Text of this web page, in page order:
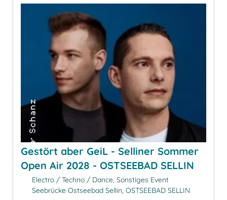
Gestört aber GeiL - Selliner Sommer
Open Air 2028 - OSTSEEBAD SELLIN
Electro / Techno / Dance, Sonstiges Event
Seebrücke Ostseebad Sellin, OSTSEEBAD SELLIN